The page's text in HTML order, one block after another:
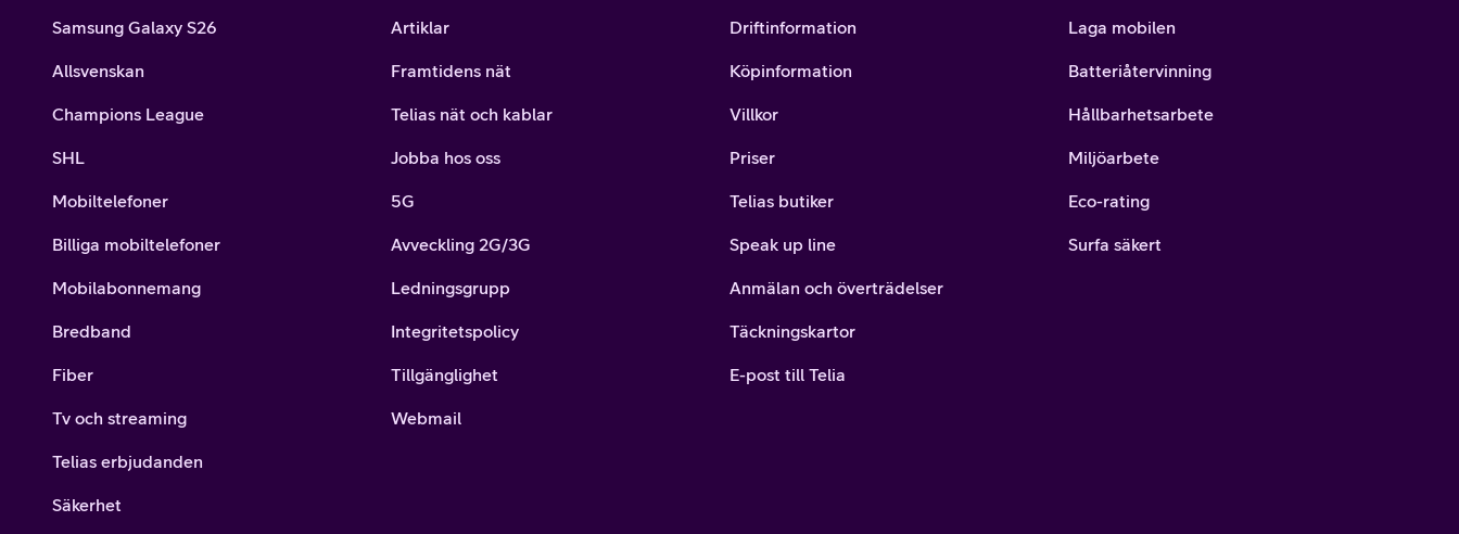
Samsung Galaxy S26
Allsvenskan
Champions League
SHL
Mobiltelefoner
Billiga mobiltelefoner
Mobilabonnemang
Bredband
Fiber
Tv och streaming
Telias erbjudanden
Säkerhet
Artiklar
Framtidens nät
Telias nät och kablar
Jobba hos oss
5G
Avveckling 2G/3G
Ledningsgrupp
Integritetspolicy
Tillgänglighet
Webmail
Driftinformation
Köpinformation
Villkor
Priser
Telias butiker
Speak up line
Anmälan och överträdelser
Täckningskartor
E-post till Telia
Laga mobilen
Batteriåtervinning
Hållbarhetsarbete
Miljöarbete
Eco-rating
Surfa säkert